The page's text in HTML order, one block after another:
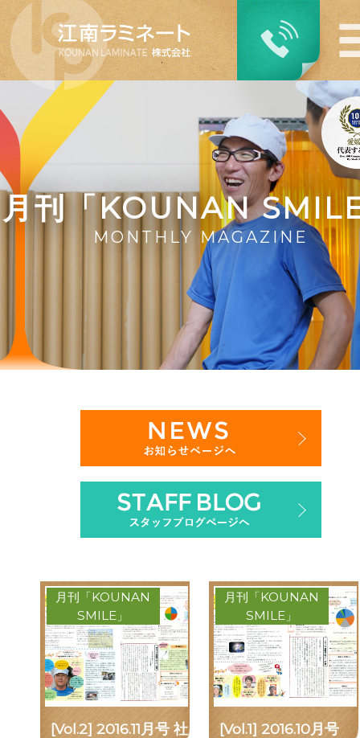
月刊「KOUNAN
月刊「KOUNAN
SMILE」
[Vol.2] 2016.11月号 社
月刊「KOUNAN
SMILE」
[Vol.1] 2016.10月号